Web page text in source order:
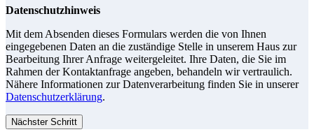
Datenschutzhinweis
Mit dem Absenden dieses Formulars werden die von Ihnen
eingegebenen Daten an die zuständige Stelle in unserem Haus zur
Bearbeitung Ihrer Anfrage weitergeleitet. Ihre Daten, die Sie im
Rahmen der Kontaktanfrage angeben, behandeln wir vertraulich.
Nähere Informationen zur Datenverarbeitung finden Sie in unserer
Datenschutzerklärung.
Nächster Schritt